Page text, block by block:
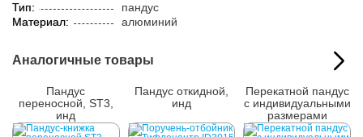
Тип:
пандус
Материал:
алюминий
Аналогичные товары
Пандус
переносной, ST3,
инд
Пандус откидной,
инд
Перекатной пандус
с индивидуальными
размерами